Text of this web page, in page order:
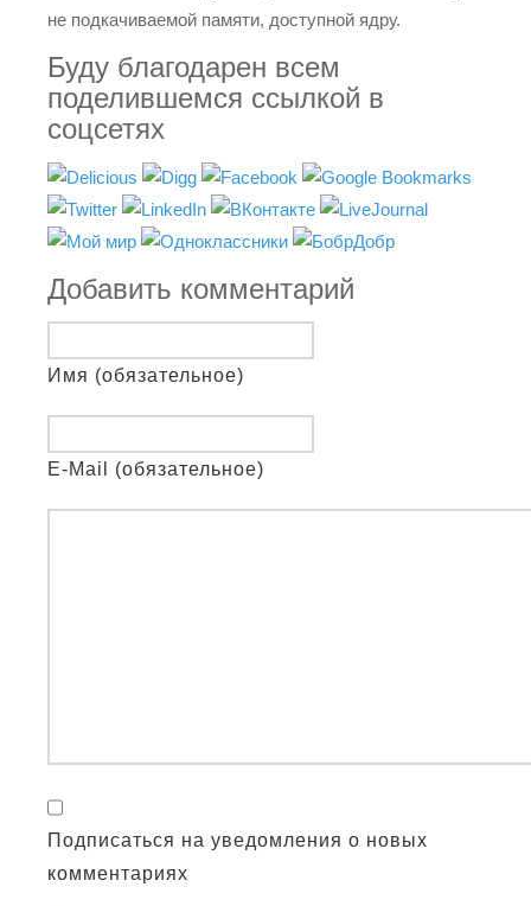
не подкачиваемой памяти, доступной ядру.
Буду благодарен всем
поделившемся ссылкой в
соцсетях
Добавить комментарий
Имя (обязательное)
E-Mail (обязательное)
Подписаться на уведомления о новых
комментариях